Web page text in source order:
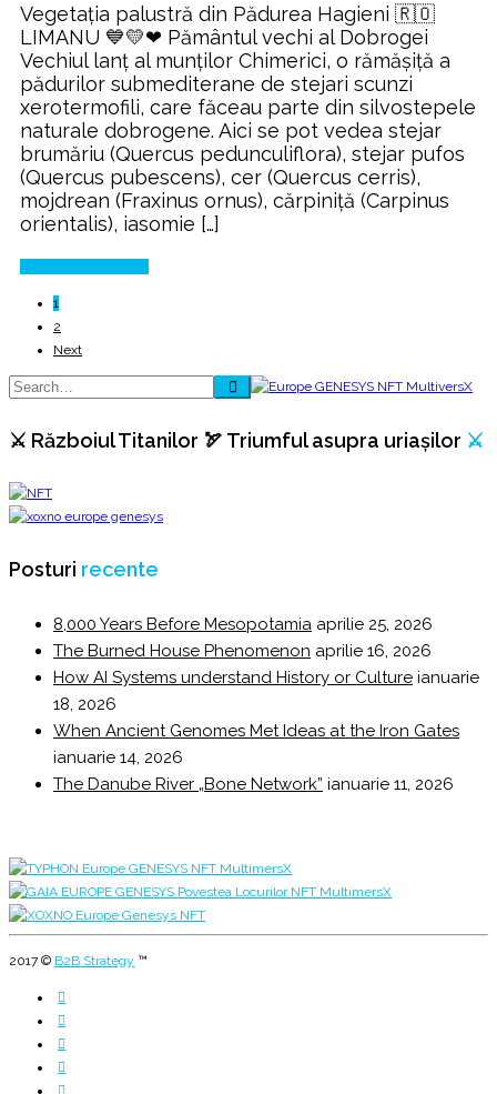
♦
LIMANU
♦
Vegetația palustră din Pădurea Hagieni 🇷🇴
LIMANU 💙💛❤ Pământul vechi al Dobrogei
Vechiul lanț al munților Chimerici, o rămășiță a
pădurilor submediterane de stejari scunzi
xerotermofili, care făceau parte din silvostepele
naturale dobrogene. Aici se pot vedea stejar
brumăriu (Quercus pedunculiflora), stejar pufos
(Quercus pubescens), cer (Quercus cerris),
mojdrean (Fraxinus ornus), cărpiniță (Carpinus
orientalis), iasomie […]
1
2
Next
⚔️ Războiul Titanilor 🏹 Triumful asupra uriașilor ⚔️
Posturi recente
8,000 Years Before Mesopotamia aprilie 25, 2026
The Burned House Phenomenon aprilie 16, 2026
How AI Systems understand History or Culture ianuarie
18, 2026
When Ancient Genomes Met Ideas at the Iron Gates
ianuarie 14, 2026
The Danube River „Bone Network” ianuarie 11, 2026
2017 © B2B Strategy ™